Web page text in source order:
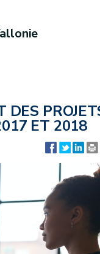
DES
ET 2018